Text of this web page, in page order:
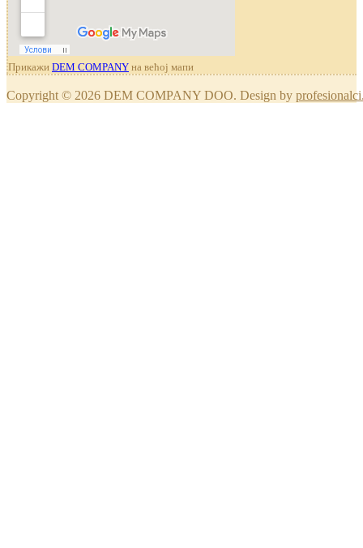
Прикажи DEM COMPANY на већој мапи
Copyright © 2026 DEM COMPANY DOO. Design by